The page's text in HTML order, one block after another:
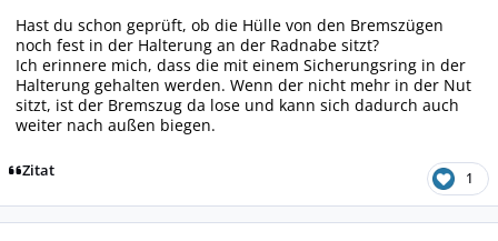
Hast du schon geprüft, ob die Hülle von den Bremszügen
noch fest in der Halterung an der Radnabe sitzt?
Ich erinnere mich, dass die mit einem Sicherungsring in der
Halterung gehalten werden. Wenn der nicht mehr in der Nut
sitzt, ist der Bremszug da lose und kann sich dadurch auch
weiter nach außen biegen.
Zitat 1